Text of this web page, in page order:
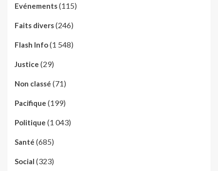
Evénements(115)
Faits divers(246)
Flash Info(1 548)
Justice (29)
Non classé (71)
Pacifique (199)
Politique (1 043)
Santé (685)
Social (323)